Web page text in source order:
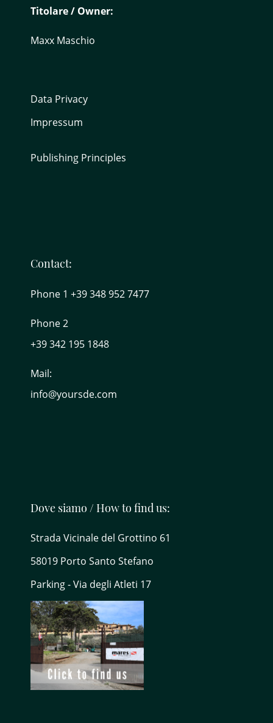
Titolare / Owner:
Maxx Maschio
Data Privacy
Impressum
Publishing Principles
Contact:
Phone 1 +39 348 952 7477
Phone 2
+39 342 195 1848
Mail:
info@yoursde.com
Dove siamo / How to find us:
Strada Vicinale del Grottino 61
58019 Porto Santo Stefano
Parking - Via degli Atleti 17